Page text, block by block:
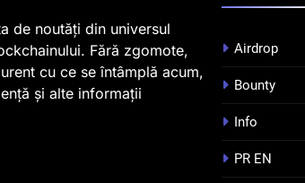
de noutăți din universul
Fără zgomote,
cu ce se întâmplă acum,
și alte informații
Airdrop
Bounty
Info
PR EN